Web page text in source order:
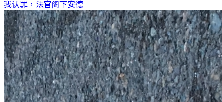
我认罪，法官阁下安德